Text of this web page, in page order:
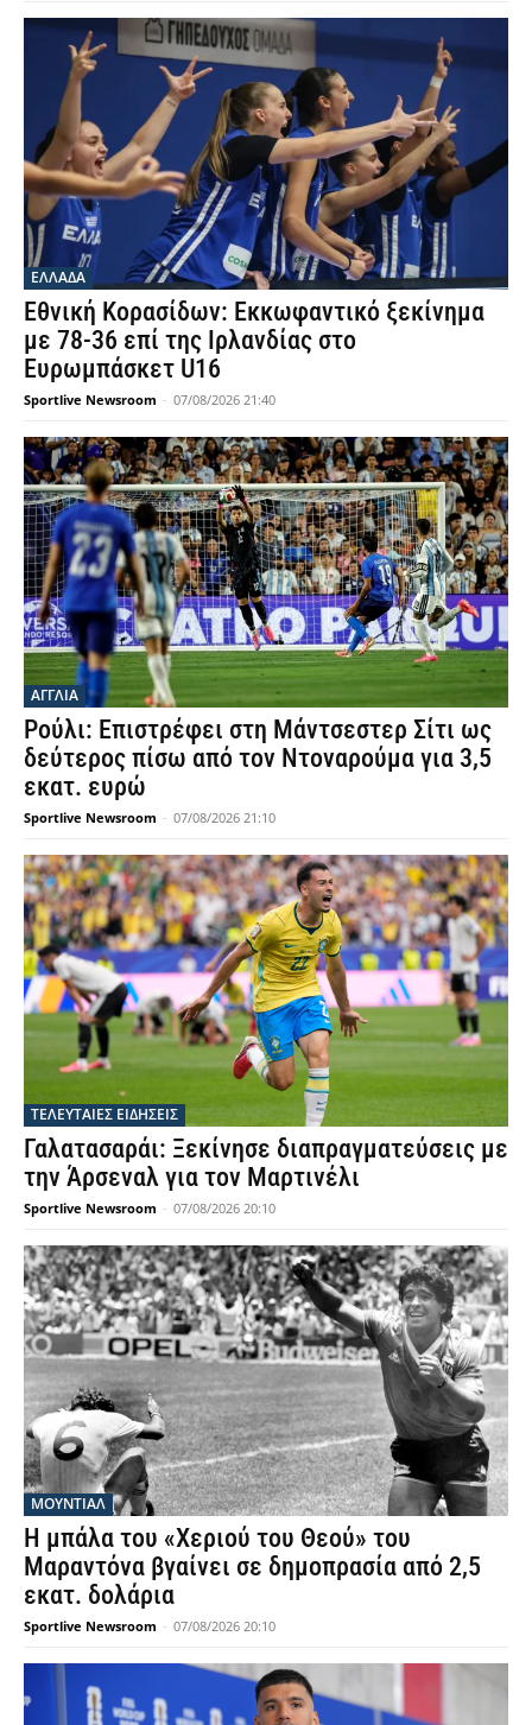
ΕΛΛΑΔΑ
Εθνική Κορασίδων: Εκκωφαντικό ξεκίνημα
με 78-36 επί της Ιρλανδίας στο
Ευρωμπάσκετ U16
Sportlive Newsroom - 07/08/2026 21:40
ΑΓΓΛΙΑ
Ρούλι: Επιστρέφει στη Μάντσεστερ Σίτι ως
δεύτερος πίσω από τον Ντοναρούμα για 3,5
εκατ. ευρώ
Sportlive Newsroom - 07/08/2026 21:10
ΤΕΛΕΥΤΑΙΕΣ ΕΙΔΗΣΕΙΣ
Γαλατασαράι: Ξεκίνησε διαπραγματεύσεις με
την Άρσεναλ για τον Μαρτινέλι
Sportlive Newsroom - 07/08/2026 20:10
ΜΟΥΝΤΙΆΛ
Η μπάλα του «Χεριού του Θεού» του
Μαραντόνα βγαίνει σε δημοπρασία από 2,5
εκατ. δολάρια
Sportlive Newsroom - 07/08/2026 20:10